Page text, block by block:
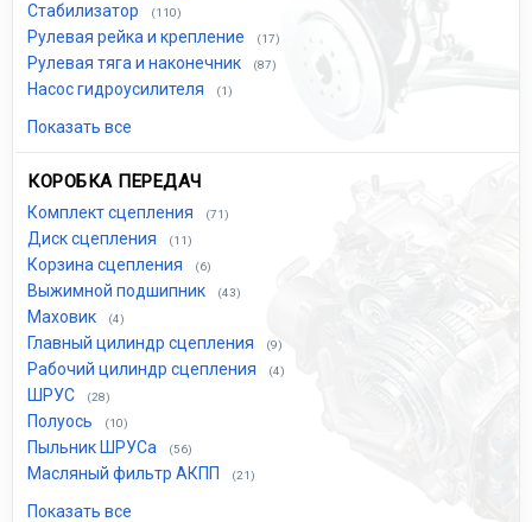
Стабилизатор (110)
Рулевая рейка и крепление (17)
Рулевая тяга и наконечник (87)
Насос гидроусилителя (1)
Показать все
КОРОБКА ПЕРЕДАЧ
Комплект сцепления (71)
Диск сцепления (11)
Корзина сцепления (6)
Выжимной подшипник (43)
Маховик (4)
Главный цилиндр сцепления (9)
Рабочий цилиндр сцепления (4)
ШРУС (28)
Полуось (10)
Пыльник ШРУСа (56)
Масляный фильтр АКПП (21)
Показать все